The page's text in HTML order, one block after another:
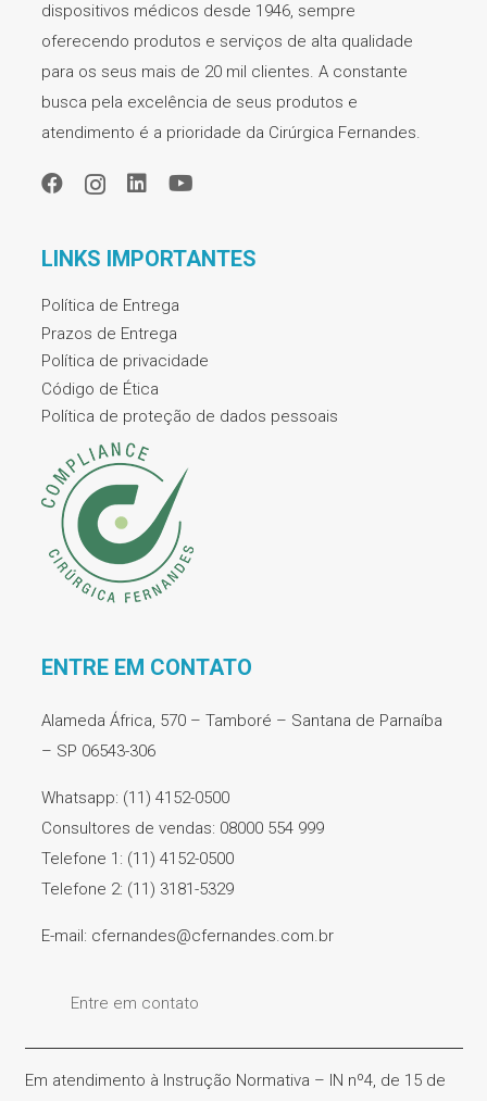
dispositivos médicos desde 1946, sempre
oferecendo produtos e serviços de alta qualidade
para os seus mais de 20 mil clientes. A constante
busca pela excelência de seus produtos e
atendimento é a prioridade da Cirúrgica Fernandes.
LINKS IMPORTANTES
Política de Entrega
Prazos de Entrega
Política de privacidade
Código de Ética
Política de proteção de dados pessoais
ENTRE EM CONTATO
Alameda África, 570 – Tamboré – Santana de Parnaíba
– SP 06543-306
Whatsapp: (11) 4152-0500
Consultores de vendas: 08000 554 999
Telefone 1: (11) 4152-0500
Telefone 2: (11) 3181-5329
E-mail: cfernandes@cfernandes.com.br
Entre em contato
Em atendimento à Instrução Normativa – IN nº4, de 15 de